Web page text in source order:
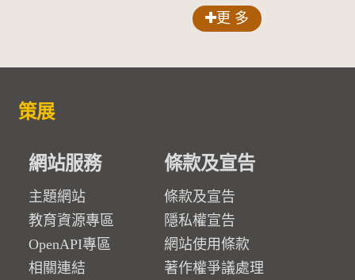
更 多
策展
網站服務
主題網站
教育資源專區
OpenAPI專區
相關連結
條款及宣告
條款及宣告
隱私權宣告
網站使用條款
著作權爭議處理